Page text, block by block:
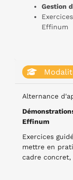
Gestion
Effinum
Alternance
Effinum
Exercices
mettre en
cadre concret,